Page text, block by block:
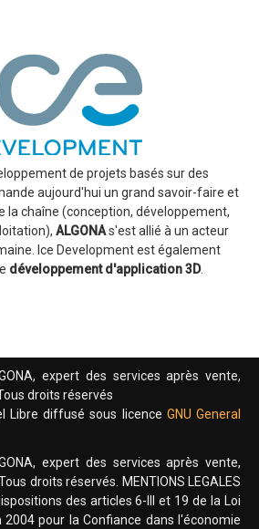
de projets basés sur des
aujourd'hui un grand savoir-faire et
la chaîne (conception, développement,
ALGONAs'est allié à un acteur
Ice Development est également
développement d'application3D.
expert des services après vente,
droits réservés
Libre diffusé sous licence GNU General
expert des services après vente,
droits réservés. MENTIONS LEGALES
des articles 6-III et 19 de la Loi
2004 pour la Confiance dans l'économie